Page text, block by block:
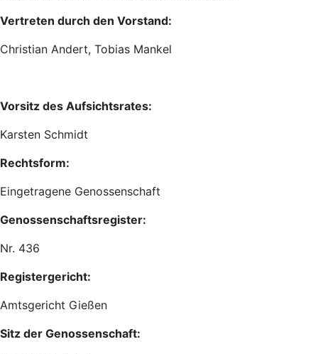
Vertreten durch den Vorstand:
Christian Andert, Tobias Mankel
Vorsitz des Aufsichtsrates:
Karsten Schmidt
Rechtsform:
Eingetragene Genossenschaft
Genossenschaftsregister:
Nr. 436
Registergericht:
Amtsgericht Gießen
Sitz der Genossenschaft: